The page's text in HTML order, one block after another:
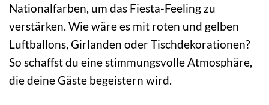
Nationalfarben, um das Fiesta-Feeling zu
verstärken. Wie wäre es mit roten und gelben
Luftballons, Girlanden oder Tischdekorationen?
So schaffst du eine stimmungsvolle Atmosphäre,
die deine Gäste begeistern wird.